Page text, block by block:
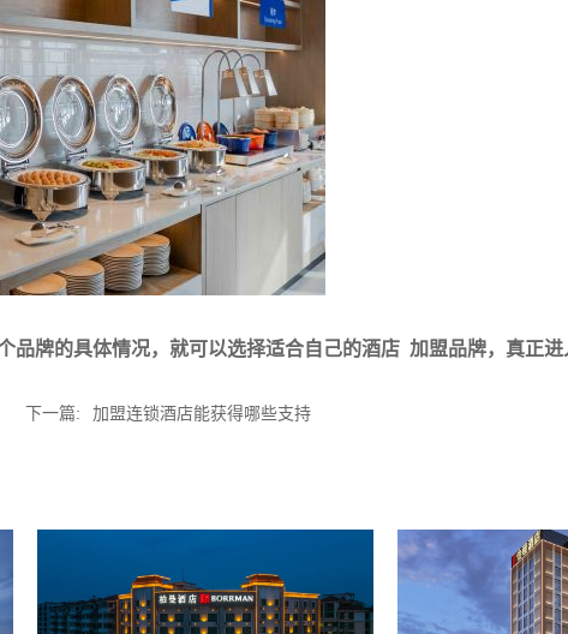
牌的具体情况，就可以选择适合自己的酒店 加盟品牌，真正
下一篇: 加盟连锁酒店能获得哪些支持